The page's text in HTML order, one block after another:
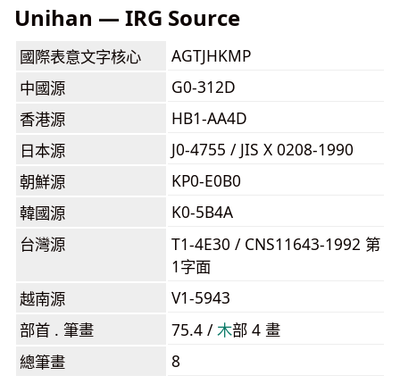
Unihan — IRG Source
國際表意文字核心
AGTJHKMP
中國源
G0-312D
香港源
HB1-AA4D
日本源
J0-4755 / JIS X 0208-1990
朝鮮源
KP0-E0B0
韓國源
K0-5B4A
台灣源
T1-4E30 / CNS11643-1992 第
1字面
越南源
V1-5943
部首 . 筆畫
75.4 /⽊部 4 畫
總筆畫
8